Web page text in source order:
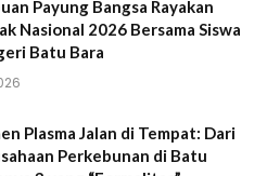
Payung Bangsa Rayakan
Nasional 2026 Bersama Siswa
Batu Bara
Plasma Jalan di Tempat: Dari
Perkebunan di Batu